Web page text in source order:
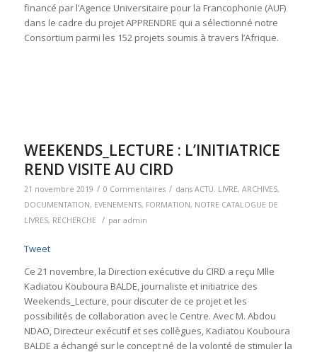
financé par l’Agence Universitaire pour la Francophonie (AUF)
dans le cadre du projet APPRENDRE qui a sélectionné notre
Consortium parmi les 152 projets soumis à travers l’Afrique.
WEEKENDS_LECTURE : L’INITIATRICE
REND VISITE AU CIRD
21 novembre 2019 / 0 Commentaires / dans ACTU. LIVRE, ARCHIVES,
DOCUMENTATION, EVENEMENTS, FORMATION, NOTRE CATALOGUE DE
LIVRES, RECHERCHE / par admin
Tweet
Ce 21 novembre, la Direction exécutive du CIRD a reçu Mlle
Kadiatou Kouboura BALDE, journaliste et initiatrice des
Weekends_Lecture, pour discuter de ce projet et les
possibilités de collaboration avec le Centre. Avec M. Abdou
NDAO, Directeur exécutif et ses collègues, Kadiatou Kouboura
BALDE a échangé sur le concept né de la volonté de stimuler la